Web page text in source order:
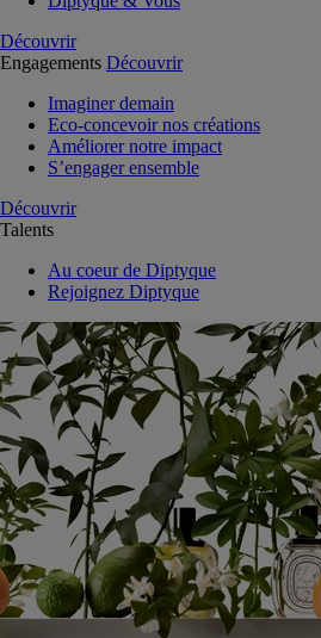
Découvrir
Engagements Découvrir
Imaginer demain
Eco-concevoir nos créations
Améliorer notre impact
S’engager ensemble
Découvrir
Talents
Au coeur de Diptyque
Rejoignez Diptyque